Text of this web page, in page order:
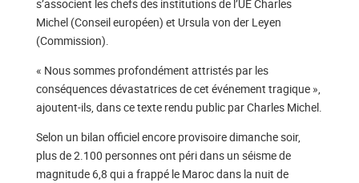
s’associent les chefs des institutions de l’UE Charles
Michel (Conseil européen) et Ursula von der Leyen
(Commission).
« Nous sommes profondément attristés par les
conséquences dévastatrices de cet événement tragique »,
ajoutent-ils, dans ce texte rendu public par Charles Michel.
Selon un bilan officiel encore provisoire dimanche soir,
plus de 2.100 personnes ont péri dans un séisme de
magnitude 6,8 qui a frappé le Maroc dans la nuit de